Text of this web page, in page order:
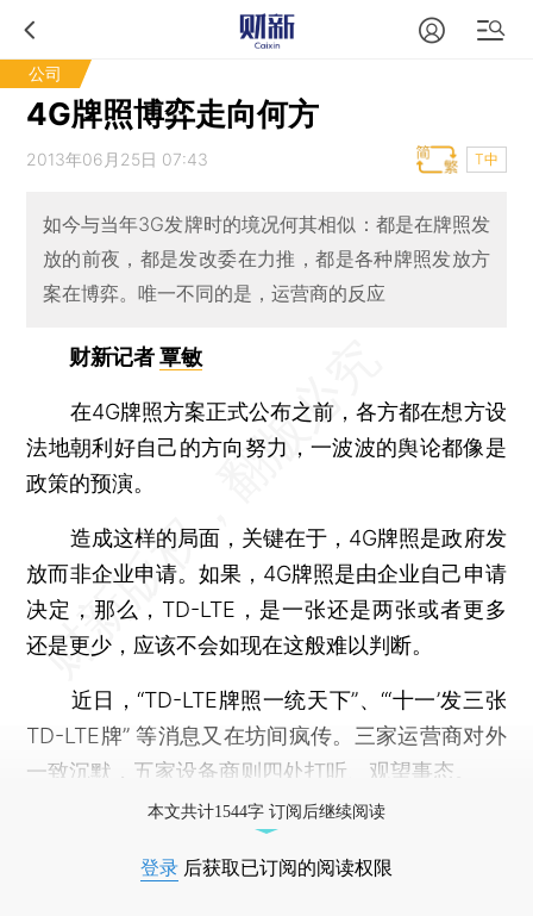
公司
4G牌照博弈走向何方
2013年06月25日 07:43 T中
如今与当年3G发牌时的境况何其相似：都是在牌照发
放的前夜，都是发改委在力推，都是各种牌照发放方
案在博弈。唯一不同的是，运营商的反应
财新记者覃敏
在4G牌照方案正式公布之前，各方都在想方设
法地朝利好自己的方向努力，一波波的舆论都像是
政策的预演。
造成这样的局面，关键在于，4G牌照是政府发
放而非企业申请。如果，4G牌照是由企业自己申请
决定，那么，TD-LTE，是一张还是两张或者更多
还是更少，应该不会如现在这般难以判断。
近日，“TD-LTE牌照一统天下”、“‘十一’发三张
TD-LTE牌” 等消息又在坊间疯传。三家运营商对外
一致沉默，五家设备商则四处打听、观望事态。
本文共计1544字 订阅后继续阅读
登录 后获取已订阅的阅读权限